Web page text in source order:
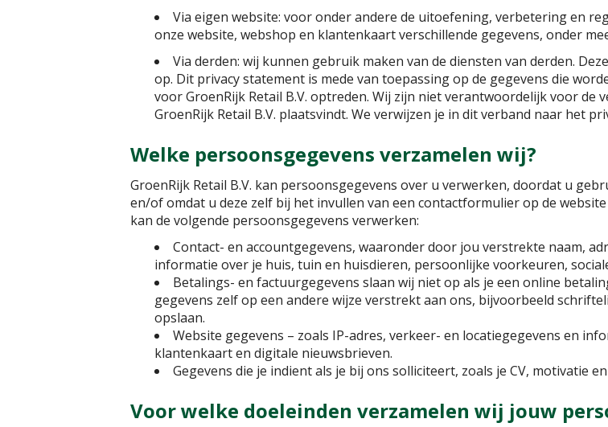
Via eigen website: voor onder andere de uitoefening, verbetering en
onze website, webshop en klantenkaart verschillende gegevens, onder
Via derden: wij kunnen gebruik maken van de diensten van derden.
op. Dit privacy statement is mede van toepassing op de gegevens die
voor GroenRijk Retail B.V. optreden. Wij zijn niet verantwoordelijk voor de
GroenRijk Retail B.V. plaatsvindt. We verwijzen je in dit verband naar het
Welke persoonsgegevens verzamelen wij?
GroenRijk Retail B.V. kan persoonsgegevens over u verwerken, doordat u
en/of omdat u deze zelf bij het invullen van een contactformulier op de website
kan de volgende persoonsgegevens verwerken:
Contact- en accountgegevens, waaronder door jou verstrekte naam,
informatie over je huis, tuin en huisdieren, persoonlijke voorkeuren,
Betalings- en factuurgegevens slaan wij niet op als je een online
gegevens zelf op een andere wijze verstrekt aan ons, bijvoorbeeld
opslaan.
Website gegevens – zoals IP-adres, verkeer- en locatiegegevens en
klantenkaart en digitale nieuwsbrieven.
Gegevens die je indient als je bij ons solliciteert, zoals je CV, motivatie
Voor welke doeleinden verzamelen wij jouw